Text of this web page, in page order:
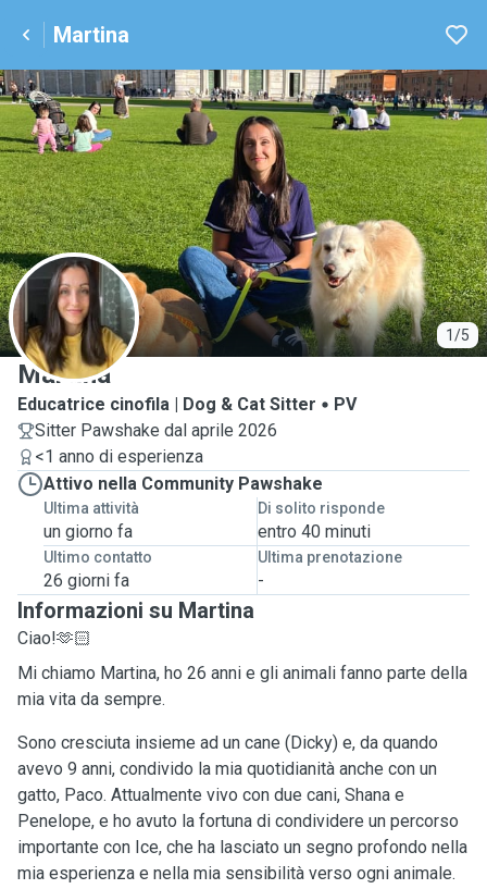
Martina
1/5
M
Martina
Educatrice cinofila | Dog & Cat Sitter
PV
Sitter Pawshake dal aprile 2026
<1 anno di esperienza
Attivo nella Community Pawshake
Ultima attività
un giorno fa
Di solito risponde
entro 40 minuti
Ultimo contatto
26 giorni fa
Ultima prenotazione
-
Informazioni su Martina
Ciao!🫶🏻
Mi chiamo Martina, ho 26 anni e gli animali fanno parte della
mia vita da sempre.
Sono cresciuta insieme ad un cane (Dicky) e, da quando
avevo 9 anni, condivido la mia quotidianità anche con un
gatto, Paco. Attualmente vivo con due cani, Shana e
Penelope, e ho avuto la fortuna di condividere un percorso
importante con Ice, che ha lasciato un segno profondo nella
mia esperienza e nella mia sensibilità verso ogni animale.